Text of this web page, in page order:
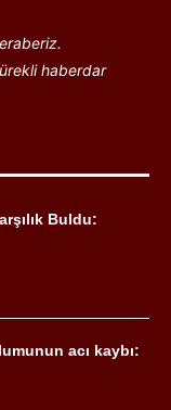
haberdar
Buldu:
acı kaybı: